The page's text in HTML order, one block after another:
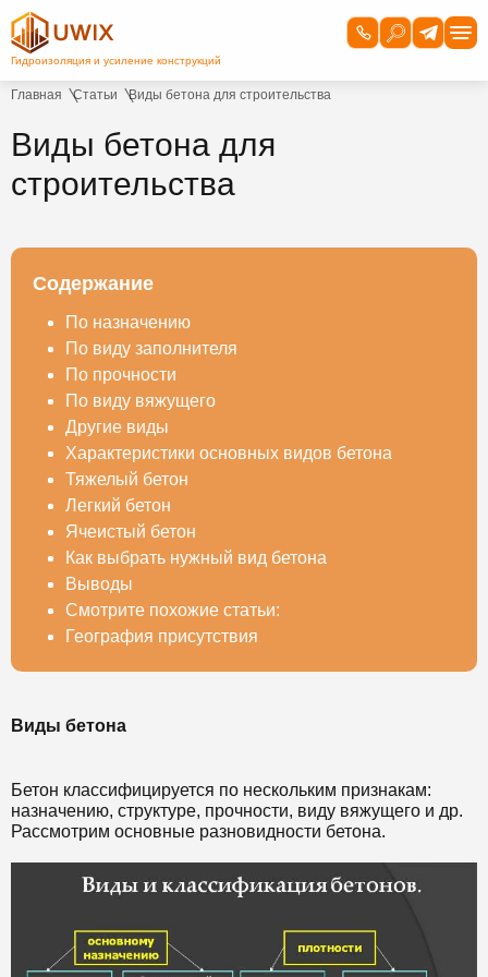
Главная Статьи Виды бетона для строительства
Виды бетона для
строительства
Содержание
По назначению
По виду заполнителя
По прочности
По виду вяжущего
Другие виды
Характеристики основных видов бетона
Тяжелый бетон
Легкий бетон
Ячеистый бетон
Как выбрать нужный вид бетона
Выводы
Смотрите похожие статьи:
География присутствия
Виды бетона
Бетон классифицируется по нескольким признакам:
назначению, структуре, прочности, виду вяжущего и др.
Рассмотрим основные разновидности бетона.